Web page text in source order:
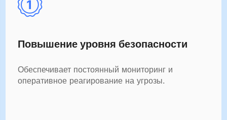
Повышение уровня безопасности
Обеспечивает постоянный мониторинг и
оперативное реагирование на угрозы.